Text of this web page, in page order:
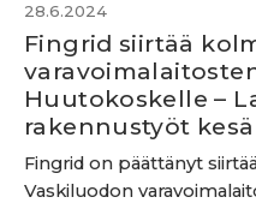
28.6.2024
Fingrid siirtää
Huutokoskelle –
rakennustyöt
Fingrid on päättänyt
Vaskiluodon